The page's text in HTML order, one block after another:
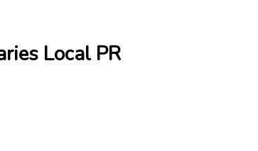
Local PR